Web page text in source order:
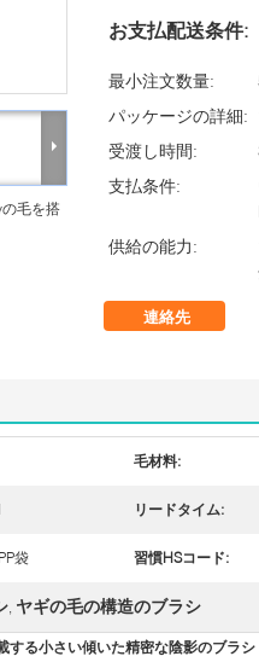
毛を搭
お支払配送条件:
最小注文数量:
パッケージの詳細:
受渡し時間:
支払条件:
供給の能力:
連絡先
毛材料:
リードタイム:
袋 習慣HSコード:
, ヤギの毛の構造のブラシ
る小さい傾いた精密な陰影のブラシ